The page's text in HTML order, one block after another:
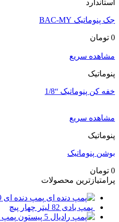
استاندارد
جک پنوماتیک BAC-MY
0 تومان
مشاهده سریع
پنوماتیک
خفه کن پنوماتیک “1/8
مشاهده سریع
پنوماتیک
بوشن پنوماتیک
0 تومان
پرامتیازترین محصولات
پمپ دنده ای 109 لیتری بادی
پمپ بادی 82 لیتر چهار پیچ